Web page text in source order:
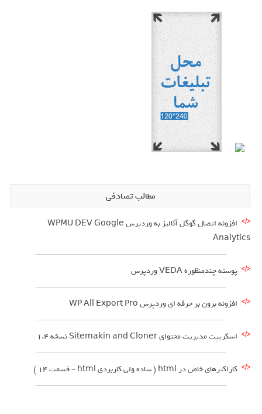
مطالب تصادفی
افزونه اتصال گوگل آنالیز به وردپرس WPMU DEV Google
Analytics
پوسته چندمنظوره VEDA وردپرس
افزونه برون بر حرفه ای وردپرس WP All Export Pro
اسکریپت مدیریت محتوای Sitemakin and Cloner نسخه 1.4
کاراکترهای خاص در html ( ساده ولی کاربردی html – قسمت 14 )